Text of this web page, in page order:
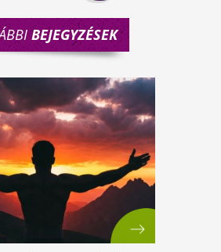
BEJEGYZÉSEK